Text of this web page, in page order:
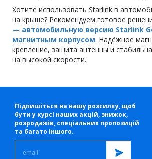
Хотите использовать Starlink в
на крыше? Рекомендуем готовое
— автомобильную версию Starlink
магнитным корпусом. Надёжное
крепление, защита антенны и
на высокой скорости.
Підпишіться на нашу розсилку, щоб
бути у курсі наших акцій, знижок,
розродажів, спеціальних пропозицій
та багато іншого.